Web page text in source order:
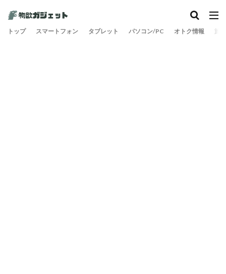
トップ スマートフォン タブレット パソコン/PC オトク情報 旅